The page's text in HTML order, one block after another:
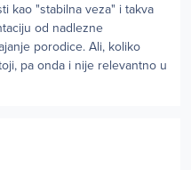
kao "stabilna veza" i takva
od nadlezne
porodice. Ali, koliko
pa onda i nije relevantno u